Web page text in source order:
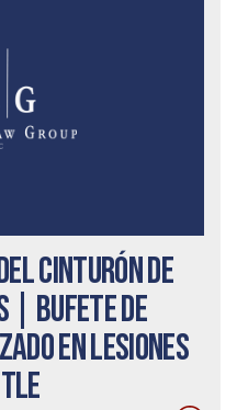
cinturón de
| Bufete de
en lesiones